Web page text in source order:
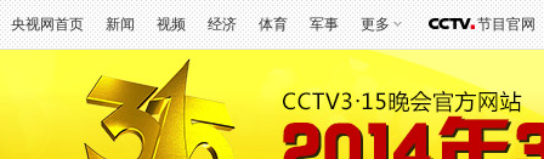
央视网首页 新闻 视频 经济 体育 军事 更多 节目官网